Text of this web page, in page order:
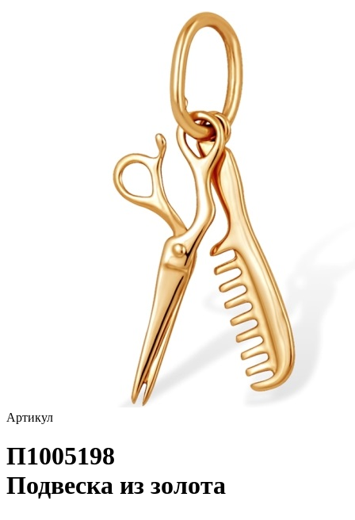
стрекозы и мотыльки
треугольник
хвост кита
цветы
Артикул
П1005198
Подвеска из золота